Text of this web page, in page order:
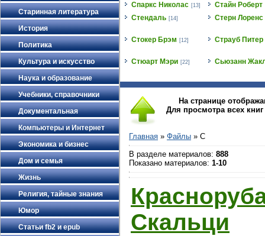
Старинная литература
История
Политика
Культура и искусство
Наука и образование
Учебники, справочники
Документальная
Компьютеры и Интернет
Экономика и бизнес
Дом и семья
Жизнь
Религия, тайные знания
Юмор
Статьи fb2 и epub
Спаркс Николас [13]
Стайн Роберт
Стендаль [14] Стерн Лоренс
Стокер Брэм [12] Страуб Питер
Стюарт Мэри [22] Сьюзанн
На странице
Для просмотра всех
Главная » Файлы » С
В разделе материалов: 888
Показано материалов: 1-10
Скальци